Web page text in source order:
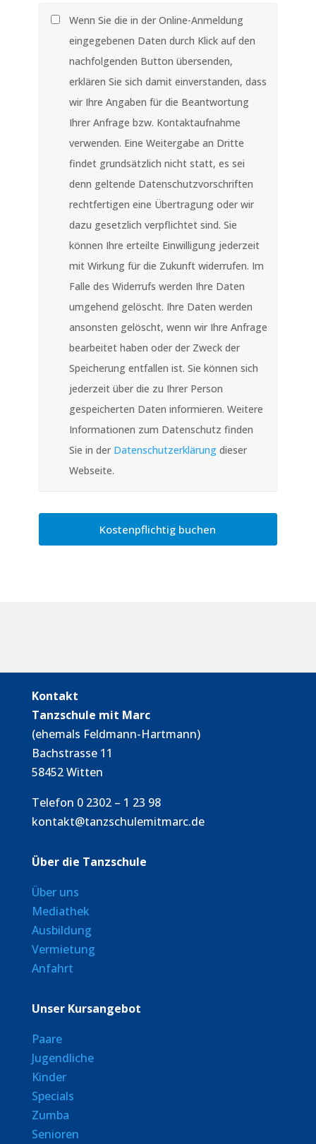
Wenn Sie die in der Online-Anmeldung
eingegebenen Daten durch Klick auf den
nachfolgenden Button übersenden,
erklären Sie sich damit einverstanden, dass
wir Ihre Angaben für die Beantwortung
Ihrer Anfrage bzw. Kontaktaufnahme
verwenden. Eine Weitergabe an Dritte
findet grundsätzlich nicht statt, es sei
denn geltende Datenschutzvorschriften
rechtfertigen eine Übertragung oder wir
dazu gesetzlich verpflichtet sind. Sie
können Ihre erteilte Einwilligung jederzeit
mit Wirkung für die Zukunft widerrufen. Im
Falle des Widerrufs werden Ihre Daten
umgehend gelöscht. Ihre Daten werden
ansonsten gelöscht, wenn wir Ihre Anfrage
bearbeitet haben oder der Zweck der
Speicherung entfallen ist. Sie können sich
jederzeit über die zu Ihrer Person
gespeicherten Daten informieren. Weitere
Informationen zum Datenschutz finden
Sie in der Datenschutzerklärungdieser
Webseite.
Kontakt
Tanzschule mit Marc
(ehemals Feldmann-Hartmann)
Bachstrasse 11
58452 Witten
Telefon 0 2302 – 1 23 98
kontakt@tanzschulemitmarc.de
Über die Tanzschule
Über uns
Mediathek
Ausbildung
Vermietung
Anfahrt
Unser Kursangebot
Paare
Jugendliche
Kinder
Specials
Zumba
Senioren